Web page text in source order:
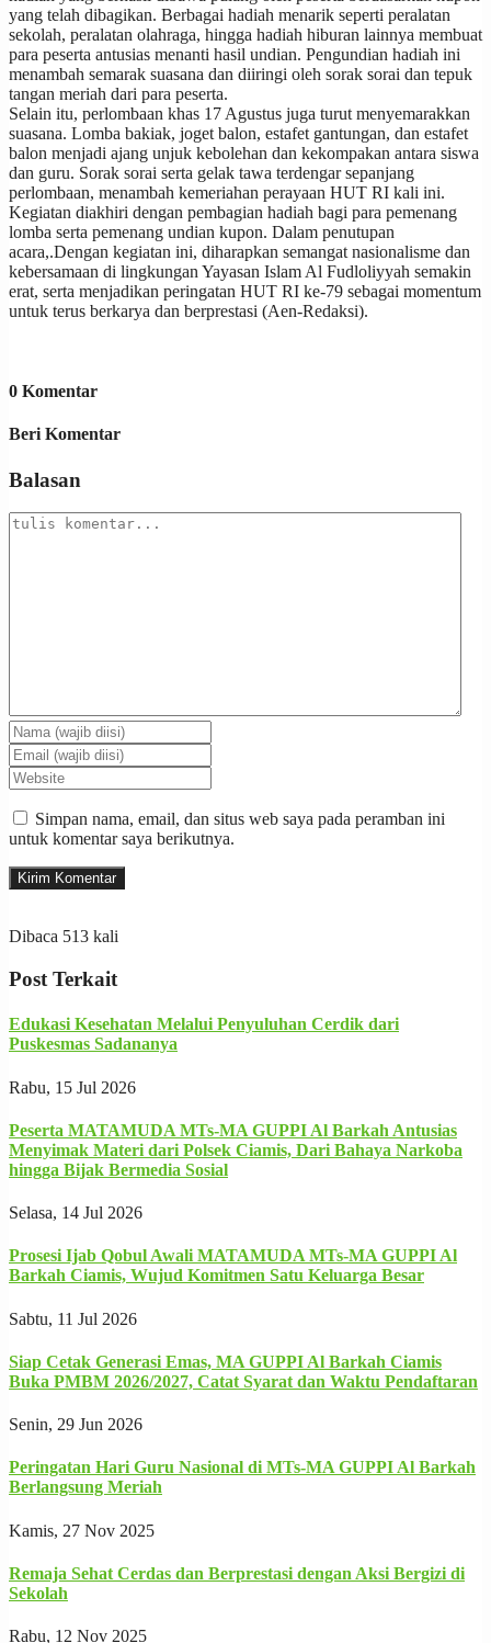
yang telah dibagikan. Berbagai hadiah menarik seperti peralatan
sekolah, peralatan olahraga, hingga hadiah hiburan lainnya membuat
para peserta antusias menanti hasil undian. Pengundian hadiah ini
menambah semarak suasana dan diiringi oleh sorak sorai dan tepuk
tangan meriah dari para peserta.
Selain itu, perlombaan khas 17 Agustus juga turut menyemarakkan
suasana. Lomba bakiak, joget balon, estafet gantungan, dan estafet
balon menjadi ajang unjuk kebolehan dan kekompakan antara siswa
dan guru. Sorak sorai serta gelak tawa terdengar sepanjang
perlombaan, menambah kemeriahan perayaan HUT RI kali ini.
Kegiatan diakhiri dengan pembagian hadiah bagi para pemenang
lomba serta pemenang undian kupon. Dalam penutupan
acara,.Dengan kegiatan ini, diharapkan semangat nasionalisme dan
kebersamaan di lingkungan Yayasan Islam Al Fudloliyyah semakin
erat, serta menjadikan peringatan HUT RI ke-79 sebagai momentum
untuk terus berkarya dan berprestasi (Aen-Redaksi).
0 Komentar
Beri Komentar
Balasan
Simpan nama, email, dan situs web saya pada peramban ini
untuk komentar saya berikutnya.
Dibaca 513 kali
Post Terkait
Edukasi Kesehatan Melalui Penyuluhan Cerdik dari
Puskesmas Sadananya
Rabu, 15 Jul 2026
Peserta MATAMUDA MTs-MA GUPPI Al Barkah Antusias
Menyimak Materi dari Polsek Ciamis, Dari Bahaya Narkoba
hingga Bijak Bermedia Sosial
Selasa, 14 Jul 2026
Prosesi Ijab Qobul Awali MATAMUDA MTs-MA GUPPI Al
Barkah Ciamis, Wujud Komitmen Satu Keluarga Besar
Sabtu, 11 Jul 2026
Siap Cetak Generasi Emas, MA GUPPI Al Barkah Ciamis
Buka PMBM 2026/2027, Catat Syarat dan Waktu Pendaftaran
Senin, 29 Jun 2026
Peringatan Hari Guru Nasional di MTs-MA GUPPI Al Barkah
Berlangsung Meriah
Kamis, 27 Nov 2025
Remaja Sehat Cerdas dan Berprestasi dengan Aksi Bergizi di
Sekolah
Rabu, 12 Nov 2025